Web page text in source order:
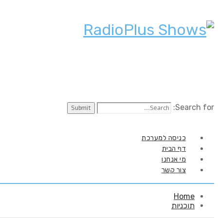
Search for:
כניסה למערכת
דף הבית
מי אנחנו
צור קשר
Home
תוכניות